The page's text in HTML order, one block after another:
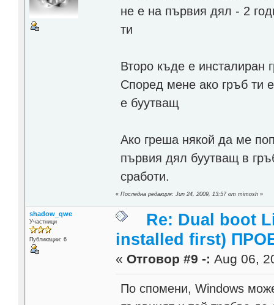
не е на първия дял - 2
ти
Второ къде е инсталиран
Според мене ако гръб ти
е буутващ
Ако греша някой да ме
първия дял буутващ в
сработи.
«Последна редакция: Jun 24, 2009, 13:57 от mimosh »
shadow_qwe
Участници
Публикации: 6
Re: Dual boot
installed first)
« Отговор #9 -: Aug 06,
По спомени, Windows